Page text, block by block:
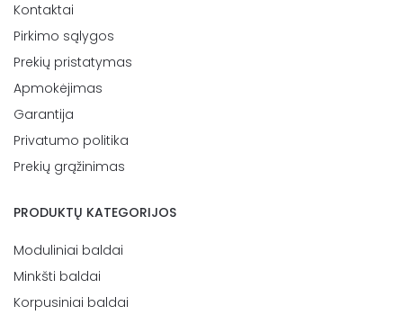
Kontaktai
Pirkimo sąlygos
Prekių pristatymas
Apmokėjimas
Garantija
Privatumo politika
Prekių grąžinimas
PRODUKTŲ KATEGORIJOS
Moduliniai baldai
Minkšti baldai
Korpusiniai baldai